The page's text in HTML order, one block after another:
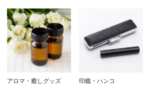
アロマ・癒しグッズ 印鑑・ハンコ